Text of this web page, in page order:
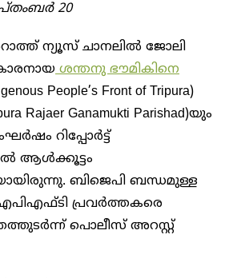
20
ന്യൂസ് ചാനലിൽ ജോലി
ശന്തനു ഭൗമികിനെ
People’s Front of Tripura)
Rajaer Ganamukti Parishad)യും
റിപ്പോർട്ട്
ആൾക്കൂട്ടം
ബിജെപി ബന്ധമുള്ള
പ്രവർത്തകരെ
പൊലീസ് അറസ്റ്റ്